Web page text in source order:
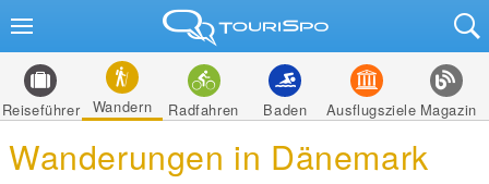
Reiseführer Wandern Radfahren Baden Ausflugsziele Magazin
Wanderungen in Dänemark